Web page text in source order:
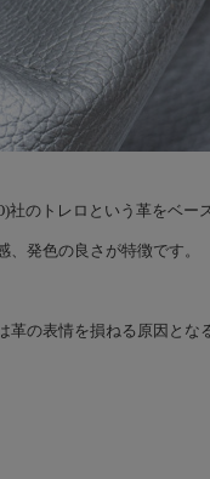
社のトレロという革をベー
発色の良さが特徴です。
の表情を損ねる原因とな